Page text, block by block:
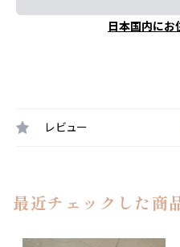
日本国内にお
レビュー
最近チェックした商